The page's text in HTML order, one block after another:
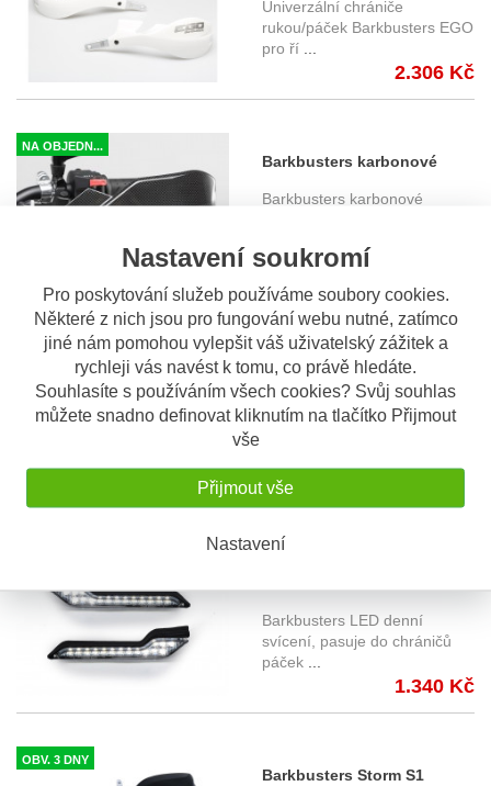
Nastavení soukromí
Pro poskytování služeb používáme soubory cookies.
Některé z nich jsou pro fungování webu nutné, zatímco
jiné nám pomohou vylepšit váš uživatelský zážitek a
rychleji vás navést k tomu, co právě hledáte.
Souhlasíte s používáním všech cookies? Svůj souhlas
můžete snadno definovat kliknutím na tlačítko Přijmout
vše
Přijmout vše
Nastavení
bílé
Univerzální chrániče
rukou/páček Barkbusters EGO
pro ří
2.306 Kč
NA OBJEDN...
Barkbusters karbonové
chrániče páček BCF-003-01-
Barkbusters karbonové
OBV. 5 DNÍ
Barkbusters LED blinkry do
chráničů páček JET, VPS,
Barkbusters LED blinkry,
pasují do chráničů páček JET,
1.340 Kč
svícení do chráničů páček
JET, VPS, STORM
Barkbusters LED denní
svícení, pasuje do chráničů
páček
1.340 Kč
OBV. 3 DNY
Barkbusters Storm S1